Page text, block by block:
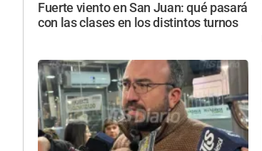
Fuerte viento en San Juan: qué pasará
con las clases en los distintos turnos